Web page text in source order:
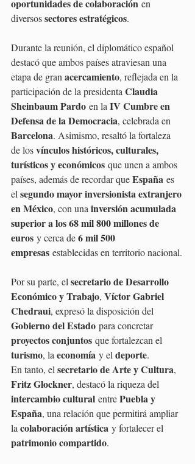
oportunidades de colaboración en
diversos sectores estratégicos.
Durante la reunión, el diplomático español
destacó que ambos países atraviesan una
etapa de gran acercamiento, reflejada en la
participación de la presidenta Claudia
Sheinbaum Pardo en la IV Cumbre en
Defensa de la Democracia, celebrada en
Barcelona. Asimismo, resaltó la fortaleza
de los vínculos históricos, culturales,
turísticos y económicos que unen a ambos
países, además de recordar que España es
el segundo mayor inversionista extranjero
en México, con una inversión acumulada
superior a los 68 mil 800 millones de
euros y cerca de 6 mil 500
empresas establecidas en territorio nacional.
Por su parte, el secretario de Desarrollo
Económico y Trabajo, Víctor Gabriel
Chedraui, expresó la disposición del
Gobierno del Estado para concretar
proyectos conjuntos que fortalezcan el
turismo, la economía y el deporte.
En tanto, el secretario de Arte y Cultura,
Fritz Glockner, destacó la riqueza del
intercambio cultural entre Puebla y
España, una relación que permitirá ampliar
la colaboración artística y fortalecer el
patrimonio compartido.